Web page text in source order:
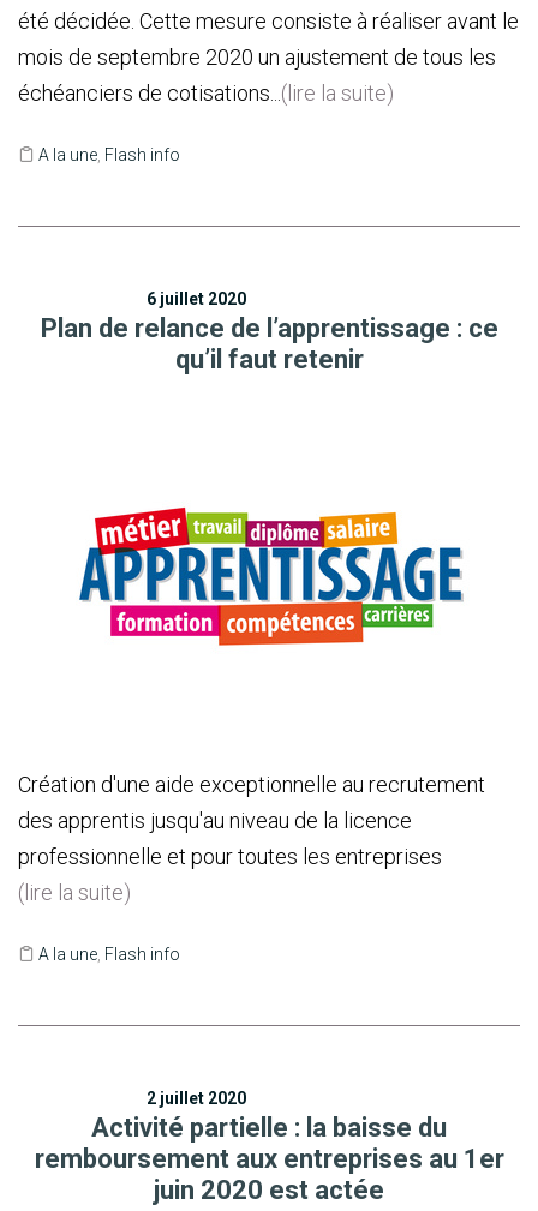
été décidée. Cette mesure consiste à réaliser avant le
mois de septembre 2020 un ajustement de tous les
échéanciers de cotisations...(lire la suite)
A la une, Flash info
6 juillet 2020
Plan de relance de l’apprentissage : ce
qu’il faut retenir
Création d'une aide exceptionnelle au recrutement
des apprentis jusqu'au niveau de la licence
professionnelle et pour toutes les entreprises
(lire la suite)
A la une, Flash info
2 juillet 2020
Activité partielle : la baisse du
remboursement aux entreprises au 1er
juin 2020 est actée